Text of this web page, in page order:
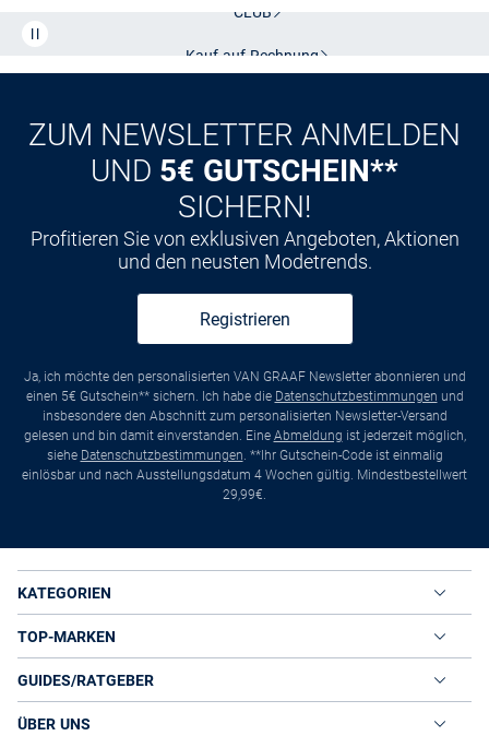
CLUB
Kauf auf Rechnung
ZUM NEWSLETTER ANMELDEN
UND 5€ GUTSCHEIN**
SICHERN!
Profitieren Sie von exklusiven Angeboten, Aktionen
und den neusten Modetrends.
Registrieren
Ja, ich möchte den personalisierten VAN GRAAF Newsletter abonnieren und
einen 5€ Gutschein** sichern. Ich habe die Datenschutzbestimmungen und
insbesondere den Abschnitt zum personalisierten Newsletter-Versand
gelesen und bin damit einverstanden. Eine Abmeldung ist jederzeit möglich,
siehe Datenschutzbestimmungen. **Ihr Gutschein-Code ist einmalig
einlösbar und nach Ausstellungsdatum 4 Wochen gültig. Mindestbestellwert
29,99€.
KATEGORIEN
TOP-MARKEN
GUIDES/RATGEBER
ÜBER UNS